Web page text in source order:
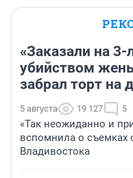
«Заказали на 3-
убийством
забрал торт на
5 августа 19 127 5
«Так неожиданно и
вспомнила о съемках
Владивостока